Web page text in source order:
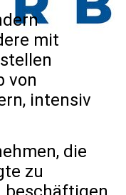
mit
von
intensiv
die
zu